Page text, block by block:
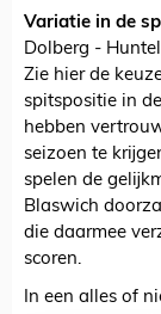
Variatie in de
Dolberg -
Zie hier de
spitspositie in
hebben
seizoen te
spelen de
Blaswich
die daarmee
scoren.
In een alles of